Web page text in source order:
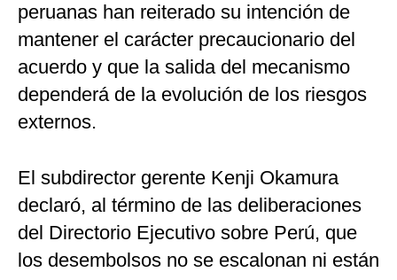
peruanas han reiterado su intención de
mantener el carácter precaucionario del
acuerdo y que la salida del mecanismo
dependerá de la evolución de los riesgos
externos.
El subdirector gerente Kenji Okamura
declaró, al término de las deliberaciones
del Directorio Ejecutivo sobre Perú, que
los desembolsos no se escalonan ni están